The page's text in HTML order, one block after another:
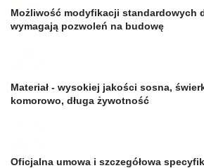
Możliwość modyfikacji standardowych
wymagają pozwoleń na budowę
Materiał - wysokiej jakości sosna,
komorowo, długa żywotność
Oficjalna umowa i szczegółowa